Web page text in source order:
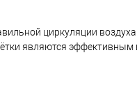
циркуляции
являются эффективным